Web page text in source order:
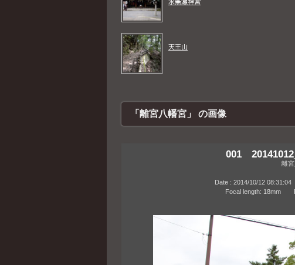
天王山
「離宮八幡宮」 の画像
001
離
Date : 2014/10/12 08:31:04
Focal length: 18mm F-